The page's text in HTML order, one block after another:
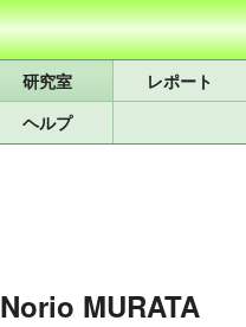
研究室
レポート
ヘルプ
Norio MURATA